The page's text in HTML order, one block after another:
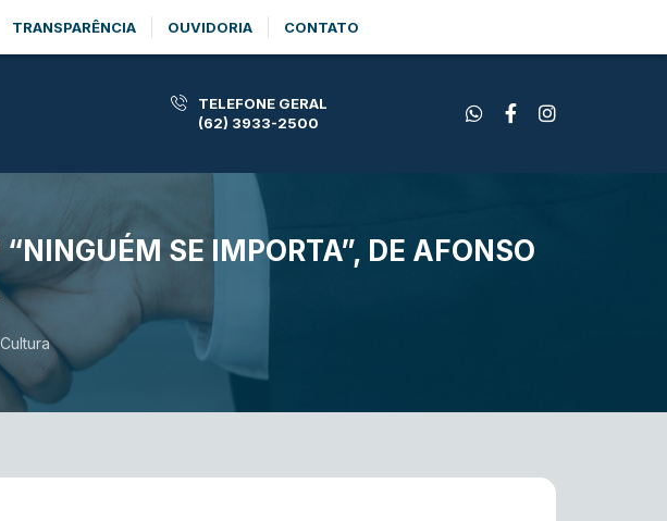
TRANSPARÊNCIA OUVIDORIA CONTATO
TELEFONE GERAL
(62) 3933-2500
SE IMPORTA”, DE AFONSO
Cultura